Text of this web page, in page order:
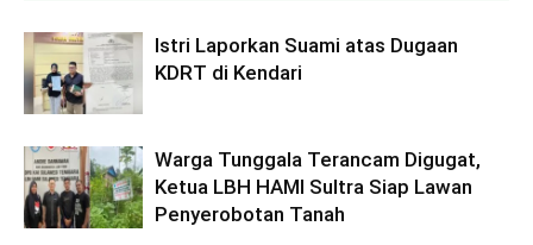
Istri Laporkan Suami atas Dugaan
KDRT di Kendari
Warga Tunggala Terancam Digugat,
Ketua LBH HAMI Sultra Siap Lawan
Penyerobotan Tanah